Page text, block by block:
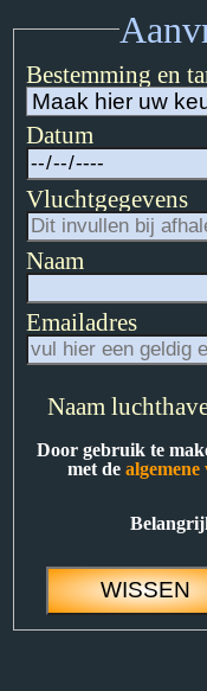
Bestemming en
Datum
Vluchtgegevens
Naam
Emailadres
Naam
Door gebruik te
met de